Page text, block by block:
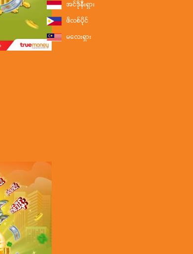
အင်ဒိုနီးရှား
ဖိလစ်ပိုင်
မလေးရှား